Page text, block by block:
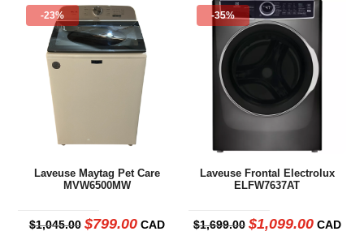
au
plus
ancien
-23%
Laveuse Maytag Pet Care
MVW6500MW
$1,045.00 Le
prix
$799.00Le
prix
CAD
-35%
Laveuse Frontal Electrolux
ELFW7637AT
$1,699.00 Le
prix
$1,099.00Le
prix
CAD